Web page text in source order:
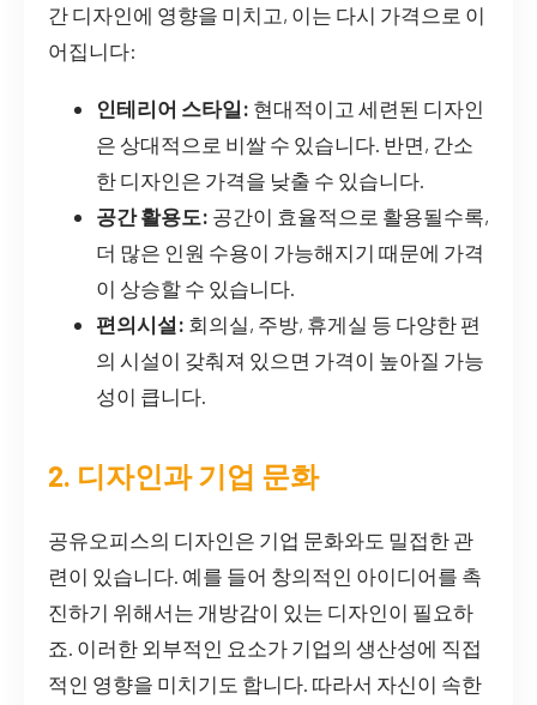
간 디자인에 영향을 미치고, 이는 다시 가격으로 이
어집니다:
인테리어 스타일: 현대적이고 세련된 디자인
은 상대적으로 비쌀 수 있습니다. 반면, 간소
한 디자인은 가격을 낮출 수 있습니다.
공간 활용도: 공간이 효율적으로 활용될수록,
더 많은 인원 수용이 가능해지기 때문에 가격
이 상승할 수 있습니다.
편의시설: 회의실, 주방, 휴게실 등 다양한 편
의 시설이 갖춰져 있으면 가격이 높아질 가능
성이 큽니다.
2. 디자인과 기업 문화
공유오피스의 디자인은 기업 문화와도 밀접한 관
련이 있습니다. 예를 들어 창의적인 아이디어를 촉
진하기 위해서는 개방감이 있는 디자인이 필요하
죠. 이러한 외부적인 요소가 기업의 생산성에 직접
적인 영향을 미치기도 합니다. 따라서 자신이 속한